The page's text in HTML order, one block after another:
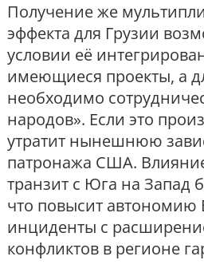
Получение же
эффекта для Грузии
условии её
имеющиеся проекты, а
необходимо
народов». Если это
утратит нынешнюю
патронажа США.
транзит с Юга на Запад
что повысит автономию
инциденты с
конфликтов в регионе